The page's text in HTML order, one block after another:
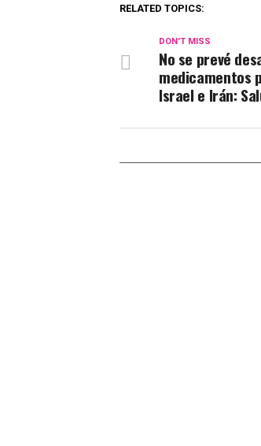
RELATED TOPICS:
DON'T MISS
No se prevé
medicamentos
Israel e Irán: